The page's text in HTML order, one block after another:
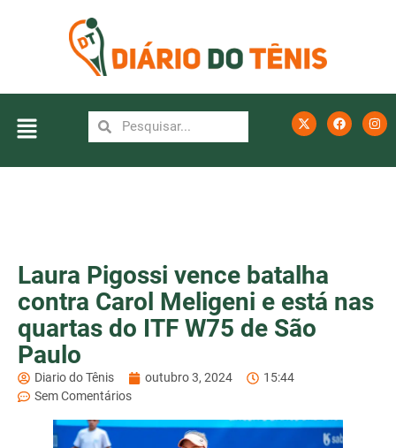
Laura Pigossi vence batalha
contra Carol Meligeni e está nas
quartas do ITF W75 de São
Paulo
Diario do Tênis outubro 3, 2024
15:44
Sem Comentários